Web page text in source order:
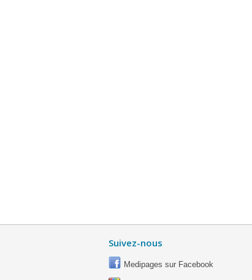
Suivez-nous
Medipages sur Facebook